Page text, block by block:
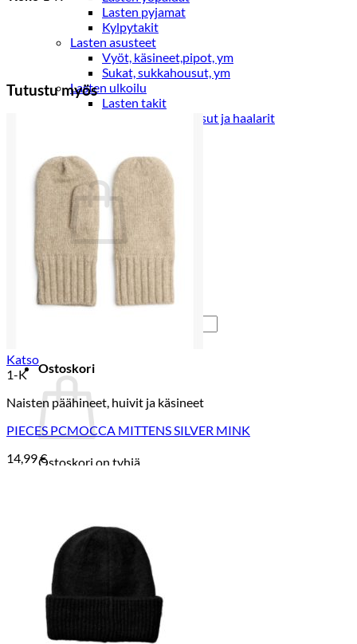
Lasten pyjamat
Kylpytakit
Lasten asusteet
Vyöt, käsineet,pipot, ym
Sukat, sukkahousut, ym
Lasten ulkoilu
Lasten takit
Ulkoilupuvut, housut ja haalarit
Kirjaudu
Ostoskori on tyhjä.
Takaisin kauppaan
Ostoskori
Ostoskori on tyhjä.
Tutustu myös
Katso
1-K
Naisten päähineet, huivit ja käsineet
PIECES PCMOCCA MITTENS SILVER MINK
14,99€